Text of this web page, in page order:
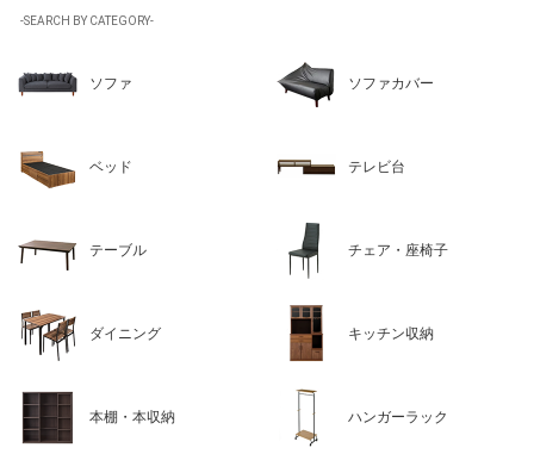
-SEARCH BY CATEGORY-
ソファ ソファカバー
ベッド テレビ台
テーブル チェア・座椅子
ダイニング キッチン収納
本棚・本収納 ハンガーラック